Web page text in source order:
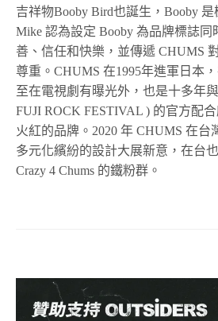
吉祥物Booby Bird也誕生，Booby 是
Mike 認為設定 Booby 為品牌標誌同
善、信任和快樂，並傳遞 CHUMS
尊重。CHUMS 在1995年進軍日本
至在電視劇有曝光外，也是十多年
FUJI ROCK FESTIVAL ) 的官方配
火紅的品牌。2020 年 CHUMS 在台
多元化繽紛的設計大展新意，在台
Crazy 4 Chums 的鐵粉群。